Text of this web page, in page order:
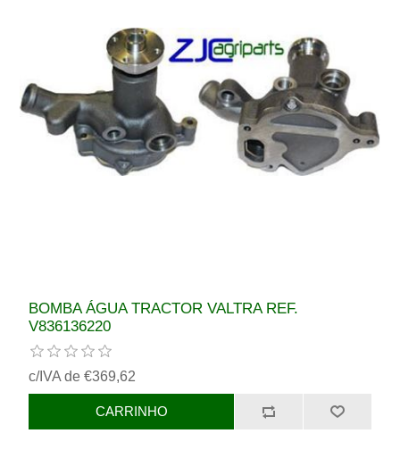
BOMBA ÁGUA TRACTOR VALTRA REF.
V836136220
c/IVA de €369,62